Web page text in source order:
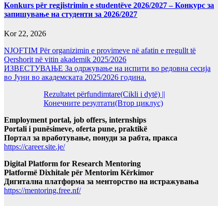
Konkurs për regjistrimin e studentëve 2026/2027 – Конкурс за
запишување на студенти за 2026/2027
Kor 22, 2026
NJOFTIM Për organizimin e provimeve në afatin e rregullt të
Qershorit në vitin akademik 2025/2026
ИЗВЕСТУВАЊЕ За одржување на испити во редовна сесија
во Јуни во академската 2025/2026 година.
Rezultatet përfundimtare(Cikli i dytë) ||
Конечните резултати(Втор циклус)
Employment portal, job offers, internships
Portali i punësimeve, oferta pune, praktikë
Портал за вработување, понуди за рабта, пракса
https://career.site.je/
Digital Platform for Research Mentoring
Platformë Dixhitale për Mentorim Kërkimor
Дигитална платформа за менторство на истражувања
https://mentoring.free.nf/